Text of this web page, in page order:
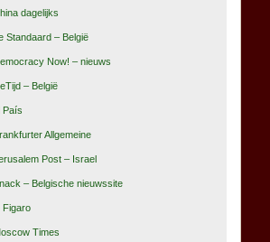
dagelijks
Standaard – België
Now! – nieuws
– België
País
Allgemeine
Post – Israel
– Belgische nieuwssite
Figaro
Times